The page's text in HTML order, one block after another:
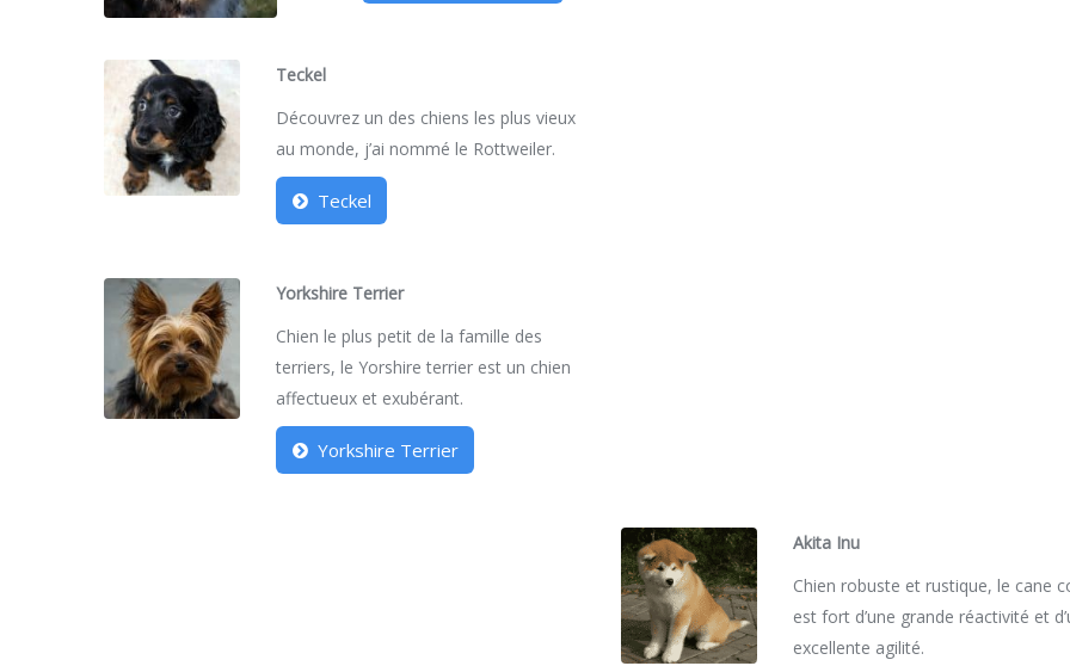
Teckel
Découvrez un des chiens les plus vieux
au monde, j’ai nommé le Rottweiler.
Teckel
Yorkshire Terrier
Chien le plus petit de la famille des
terriers, le Yorshire terrier est un chien
affectueux et exubérant.
Yorkshire Terrier
Akita Inu
Chien robuste et rustique, le cane
est fort d’une grande réactivité et
excellente agilité.